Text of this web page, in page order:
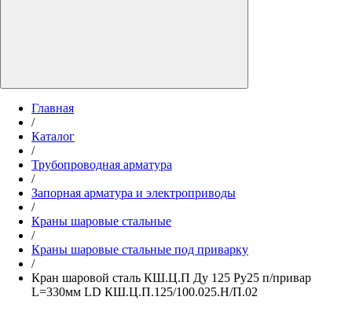
Главная
/
Каталог
/
Трубопроводная арматура
/
Запорная арматура и электроприводы
/
Краны шаровые стальные
/
Краны шаровые стальные под приварку
/
Кран шаровой сталь КШ.Ц.П Ду 125 Ру25 п/привар
L=330мм LD КШ.Ц.П.125/100.025.Н/П.02